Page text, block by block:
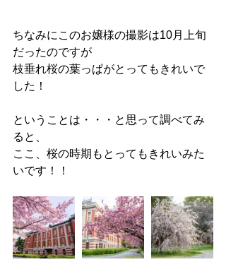
ちなみにこのお嬢様の撮影は10月上旬
だったのですが
枝垂れ桜の葉っぱがとってもきれいで
した！
ということは・・・と思って調べてみ
ると、
ここ、桜の時期もとってもきれいみた
いです！！